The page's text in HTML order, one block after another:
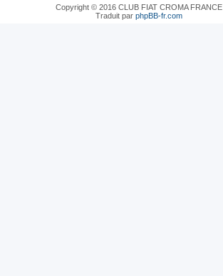
Copyright © 2016 CLUB FIAT CROMA FRANCE
Traduit parphpBB-fr.com